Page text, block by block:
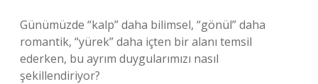
Günümüzde “kalp” daha bilimsel, “gönül” daha
romantik, “yürek” daha içten bir alanı temsil
ederken, bu ayrım duygularımızı nasıl
şekillendiriyor?